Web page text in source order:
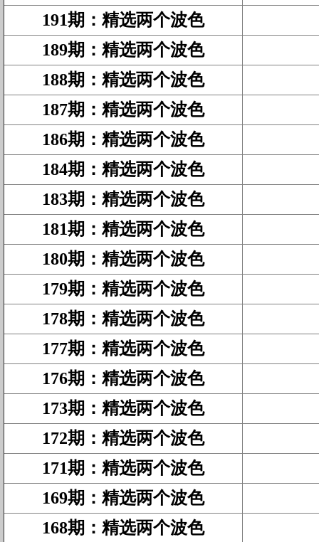
191期 ： 精选两个波色
189期 ： 精选两个波色
188期 ： 精选两个波色
187期 ： 精选两个波色
186期 ： 精选两个波色
184期 ： 精选两个波色
183期 ： 精选两个波色
181期 ： 精选两个波色
180期 ： 精选两个波色
179期 ： 精选两个波色
178期 ： 精选两个波色
177期 ： 精选两个波色
176期 ： 精选两个波色
173期 ： 精选两个波色
172期 ： 精选两个波色
171期 ： 精选两个波色
169期 ： 精选两个波色
168期 ： 精选两个波色